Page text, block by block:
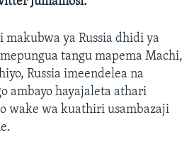
ya Russia dhidi ya
tangu mapema Machi,
Russia imeendelea na
ambayo hayajaleta athari
wake wa kuathiri usambazaji